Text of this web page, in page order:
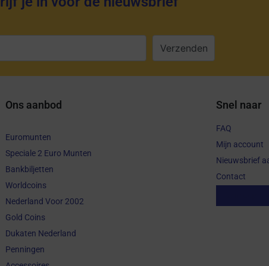
Ons aanbod
Euromunten
Speciale 2 Euro Munten
Bankbiljetten
Worldcoins
Nederland Voor 2002
Gold Coins
Dukaten Nederland
Penningen
Snel naar
FAQ
Mijn account
Nieuwsbrief
Contact